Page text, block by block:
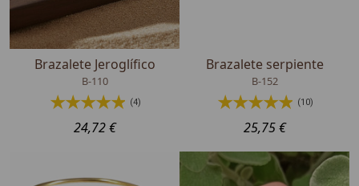
Brazalete Jeroglífico
B-110
(4)
24,72 €
Brazalete serpiente
B-152
(10)
25,75 €